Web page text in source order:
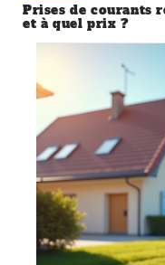
Prises de courants
et à quel prix ?